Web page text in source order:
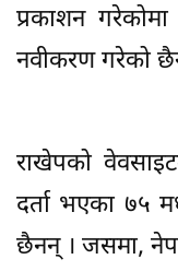
प्रकाशन
नवीकरण गरेको
राखेपको
दर्ता भएका ७५
छैनन् । जसमा,